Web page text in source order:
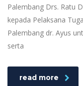
Palembang Drs. Ratu
kepada Pelaksana
Palembang dr. Ayus
serta
read more